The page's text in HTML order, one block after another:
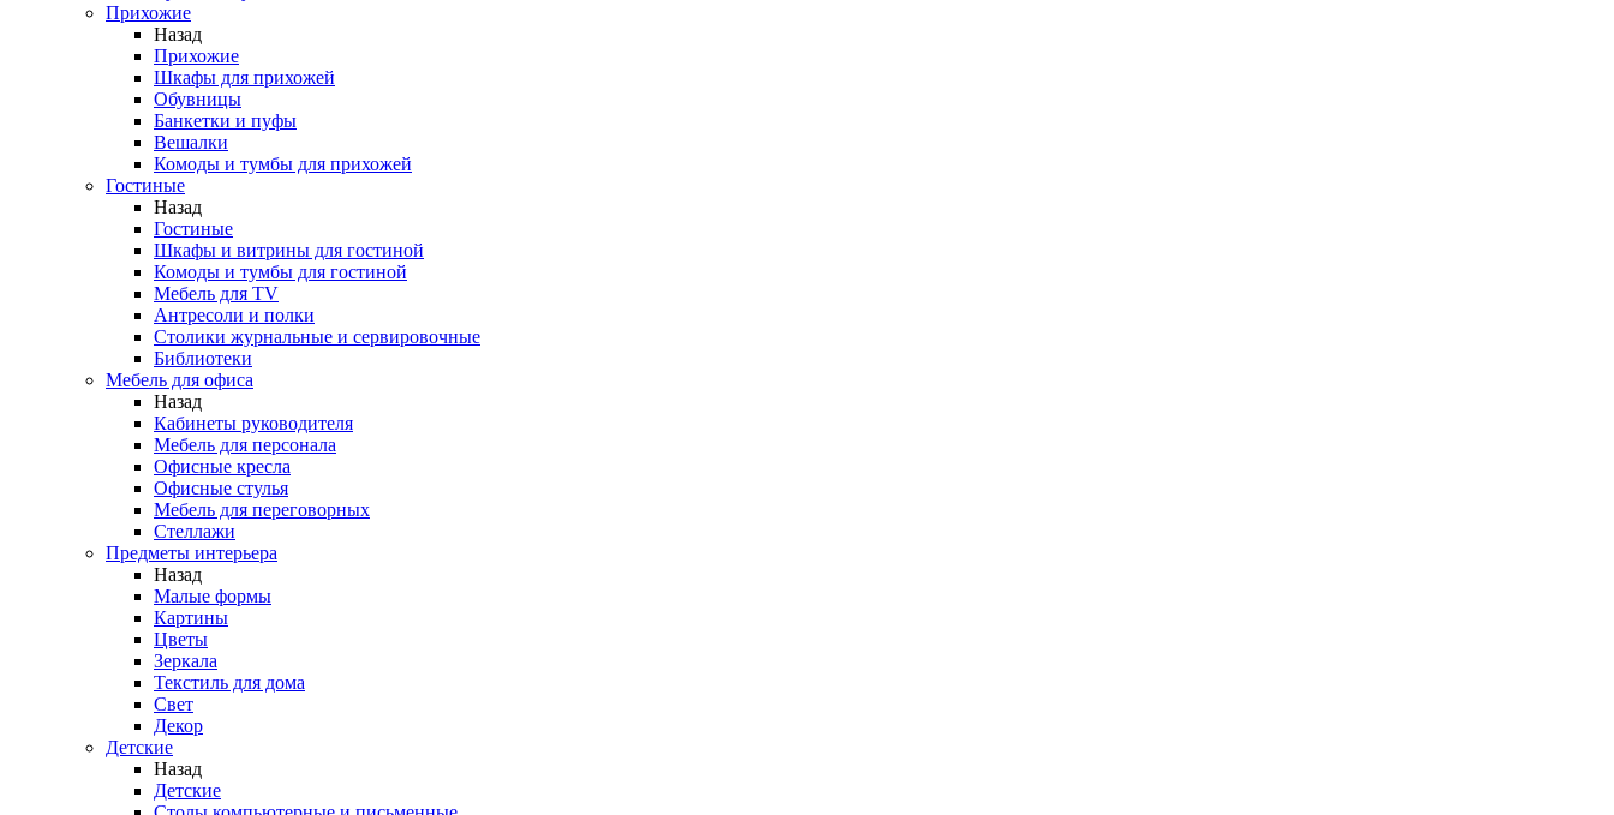
Прихожие
Назад
Прихожие
Шкафы для прихожей
Обувницы
Банкетки и пуфы
Вешалки
Комоды и тумбы для прихожей
Гостиные
Назад
Гостиные
Шкафы и витрины для гостиной
Комоды и тумбы для гостиной
Мебель для TV
Антресоли и полки
Столики журнальные и сервировочные
Библиотеки
Мебель для офиса
Назад
Кабинеты руководителя
Мебель для персонала
Офисные кресла
Офисные стулья
Мебель для переговорных
Стеллажи
Предметы интерьера
Назад
Малые формы
Картины
Цветы
Зеркала
Текстиль для дома
Свет
Декор
Детские
Назад
Детские